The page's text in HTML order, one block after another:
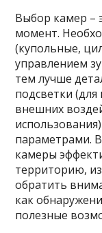
Выбор камер –
момент.
(купольные,
управлением
тем лучше
подсветки
внешних
параметрами.
камеры
территорию,
обратить
как
полезные